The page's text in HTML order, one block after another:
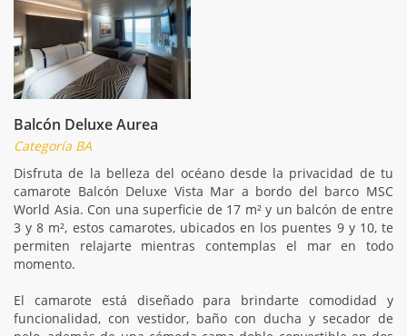
Balcón Deluxe Aurea
Categoría BA
Disfruta de la belleza del océano desde la privacidad de tu
camarote Balcón Deluxe Vista Mar a bordo del barco MSC
World Asia. Con una superficie de 17 m² y un balcón de entre
3 y 8 m², estos camarotes, ubicados en los puentes 9 y 10, te
permiten relajarte mientras contemplas el mar en todo
momento.
El camarote está diseñado para brindarte comodidad y
funcionalidad, con vestidor, baño con ducha y secador de